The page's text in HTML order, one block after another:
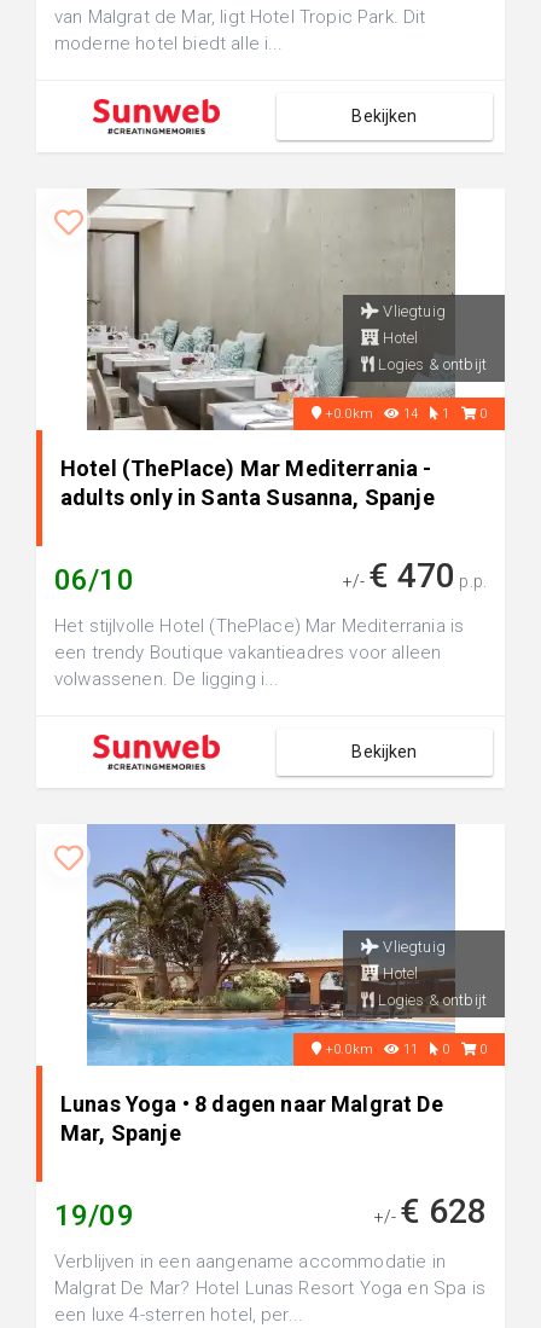
van Malgrat de Mar, ligt Hotel Tropic Park. Dit
moderne hotel biedt alle i...
Bekijken
Vliegtuig
Hotel
Logies & ontbijt
+0.0km 14 1 0
Hotel (ThePlace) Mar Mediterrania -
adults only in Santa Susanna, Spanje
06/10 +/- € 470 p.p.
Het stijlvolle Hotel (ThePlace) Mar Mediterrania is
een trendy Boutique vakantieadres voor alleen
volwassenen. De ligging i...
Bekijken
Vliegtuig
Hotel
Logies & ontbijt
+0.0km 11 0 0
Lunas Yoga • 8 dagen naar Malgrat De
Mar, Spanje
19/09 +/- € 628
Verblijven in een aangename accommodatie in
Malgrat De Mar? Hotel Lunas Resort Yoga en Spa is
een luxe 4-sterren hotel, per...